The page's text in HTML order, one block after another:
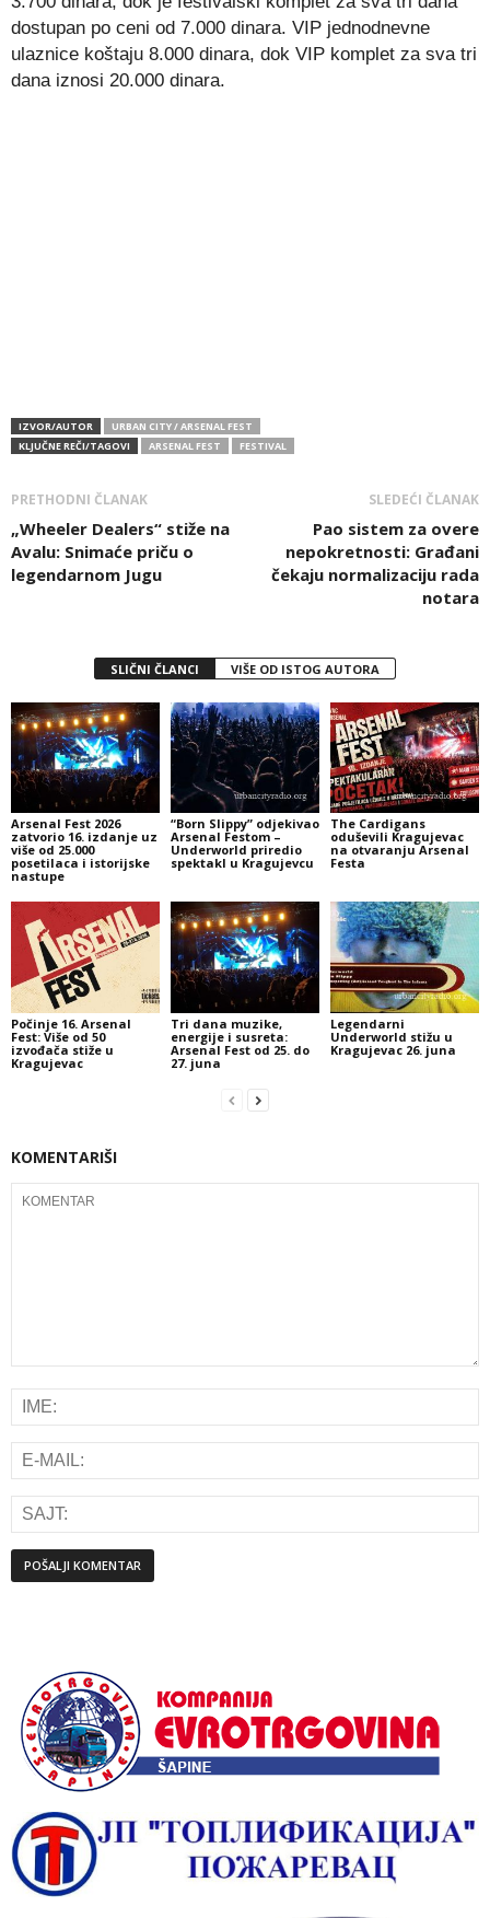
dostupan po ceni od 7.000 dinara. VIP jednodnevne
ulaznice koštaju 8.000 dinara, dok VIP komplet za sva tri
dana iznosi 20.000 dinara.
IZVOR/AUTOR
URBAN CITY / ARSENAL FEST
KLJUČNE REČI/TAGOVI
ARSENAL FEST FESTIVAL
PRETHODNI ČLANAK
„Wheeler Dealers“ stiže na
Avalu: Snimaće priču o
legendarnom Jugu
SLEDEĆI ČLANAK
Pao sistem za overe
nepokretnosti: Građani
čekaju normalizaciju rada
notara
SLIČNI ČLANCI VIŠE OD ISTOG AUTORA
Arsenal Fest 2026
zatvorio 16. izdanje uz
više od 25.000
posetilaca i istorijske
nastupe
“Born Slippy” odjekivao
Arsenal Festom –
Underworld priredio
spektakl u Kragujevcu
The Cardigans
oduševili Kragujevac
na otvaranju Arsenal
Festa
Počinje 16. Arsenal
Fest: Više od 50
izvođača stiže u
Kragujevac
Tri dana muzike,
energije i susreta:
Arsenal Fest od 25. do
27. juna
Legendarni
Underworld stižu u
Kragujevac 26. juna
KOMENTARIŠI